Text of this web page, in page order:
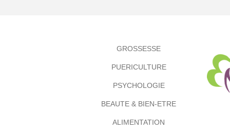
GROSSESSE
PUERICULTURE
PSYCHOLOGIE
BEAUTE & BIEN-ETRE
ALIMENTATION